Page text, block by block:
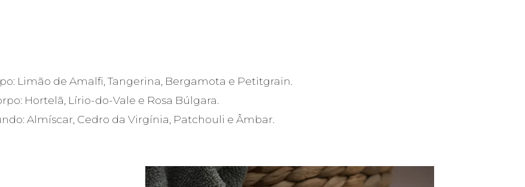
Limão de Amalfi, Tangerina, Bergamota e Petitgrain.
Hortelã, Lírio-do-Vale e Rosa Búlgara.
Almíscar, Cedro da Virgínia, Patchouli e Âmbar.